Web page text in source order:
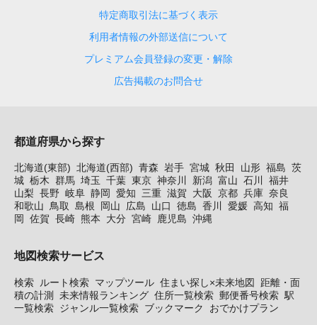
特定商取引法に基づく表示
利用者情報の外部送信について
プレミアム会員登録の変更・解除
広告掲載のお問合せ
都道府県から探す
北海道(東部) 北海道(西部) 青森 岩手 宮城 秋田 山形 福島 茨
城 栃木 群馬 埼玉 千葉 東京 神奈川 新潟 富山 石川
福井
山梨 長野 岐阜 静岡 愛知 三重 滋賀 大阪 京都 兵庫 奈良
和歌山
鳥取 島根 岡山 広島 山口 徳島 香川 愛媛 高知 福
岡
佐賀 長崎 熊本 大分 宮崎 鹿児島 沖縄
地図検索サービス
検索 ルート検索 マップツール 住まい探し×未来地図
距離・面
積の計測
未来情報ランキング 住所一覧検索 郵便番号検索 駅
一覧検索 ジャンル一覧検索 ブックマーク おでかけプラン